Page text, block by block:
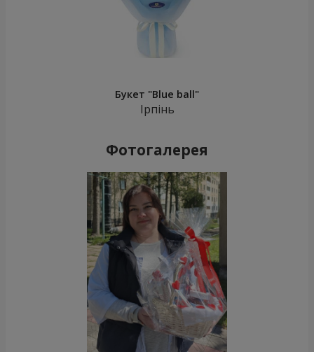
Букет "Blue ball"
Ірпінь
Фотогалерея